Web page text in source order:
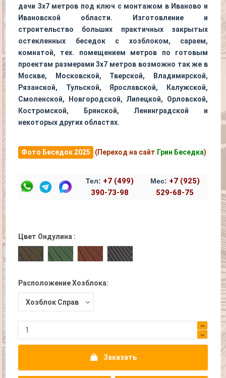
дачи 3х7 метров под ключ с монтажом в Иваново и
Ивановской области. Изготовление и
строительство больших практичных закрытых
остекленных беседок с хозблоком, сараем,
комнатой, тех. помещением метров по готовым
проектам размерами 3х7 метров возможно так же в
Москве, Московской, Тверской, Владимирской,
Рязанской, Тульской, Ярославской, Калужской,
Смоленской, Новгородской, Липецкой, Орловской,
Костромской, Брянской, Ленинградской и
некоторых других областях.
Фото Беседок 2025 (Переход на сайт Грин Беседка)
Тел: +7 (499)
390-73-98
Мес: +7 (925)
529-68-75
Цвет Ондулина :
Коричневый Ондулин
Зеленый ОндулинБордовый Ондулин
Серый Ондулин
Расположение Хозблока:
Заказать